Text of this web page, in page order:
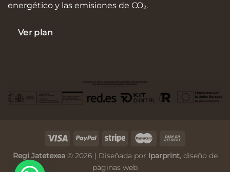
energético y las emisiones de CO₂.
Ver plan
Regi Jatetexea© 2026 | Diseñada por Iparprint, diseño de
páginas web